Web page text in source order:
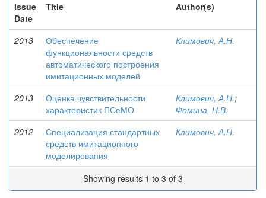
Issue
Date
Title Author(s)
2013
Обеспечение
функциональности средств
автоматического построения
имитационных моделей
Климович, А.Н.
2013
Оценка чувствительности
характеристик ПСеМО
Климович, А.Н.;
Фомина, Н.В.
2012
Специализация стандартных
средств имитационного
моделирования
Климович, А.Н.
Showing results 1 to 3 of 3